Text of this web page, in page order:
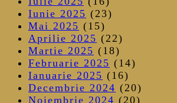
Iunie 2025 (23)
Mai 2025 (15)
Aprilie 2025 (22)
Martie 2025 (18)
Februarie 2025 (14)
Ianuarie 2025 (16)
Decembrie 2024 (20)
Noiembrie 2024 (20)